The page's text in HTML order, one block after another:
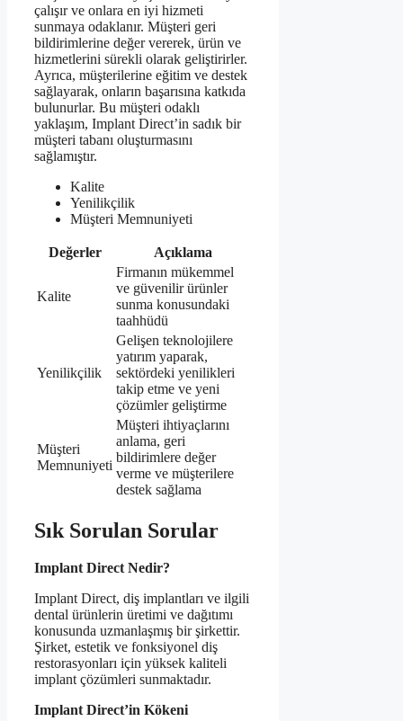
çalışır ve onlara en iyi hizmeti
sunmaya odaklanır. Müşteri geri
bildirimlerine değer vererek, ürün ve
hizmetlerini sürekli olarak geliştirirler.
Ayrıca, müşterilerine eğitim ve destek
sağlayarak, onların başarısına katkıda
bulunurlar. Bu müşteri odaklı
yaklaşım, Implant Direct’in sadık bir
müşteri tabanı oluşturmasını
sağlamıştır.
Kalite
Yenilikçilik
Müşteri Memnuniyeti
Değerler Açıklama
Kalite
Firmanın mükemmel
ve güvenilir ürünler
sunma konusundaki
taahhüdü
Yenilikçilik
Gelişen teknolojilere
yatırım yaparak,
sektördeki yenilikleri
takip etme ve yeni
çözümler geliştirme
Müşteri
Memnuniyeti
Müşteri ihtiyaçlarını
anlama, geri
bildirimlere değer
verme ve müşterilere
destek sağlama
Sık Sorulan Sorular
Implant Direct Nedir?
Implant Direct, diş implantları ve ilgili
dental ürünlerin üretimi ve dağıtımı
konusunda uzmanlaşmış bir şirkettir.
Şirket, estetik ve fonksiyonel diş
restorasyonları için yüksek kaliteli
implant çözümleri sunmaktadır.
Implant Direct’in Kökeni